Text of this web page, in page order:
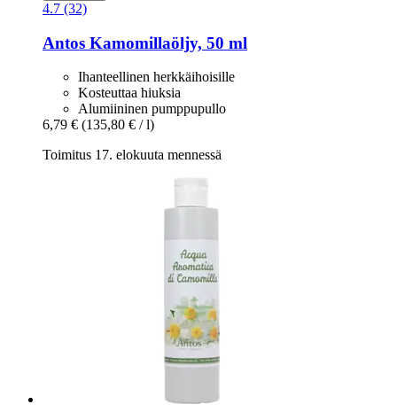
4.7 (32)
Antos Kamomillaöljy, 50 ml
Ihanteellinen herkkäihoisille
Kosteuttaa hiuksia
Alumiininen pumppupullo
6,79 € (135,80 € / l)
Toimitus 17. elokuuta mennessä